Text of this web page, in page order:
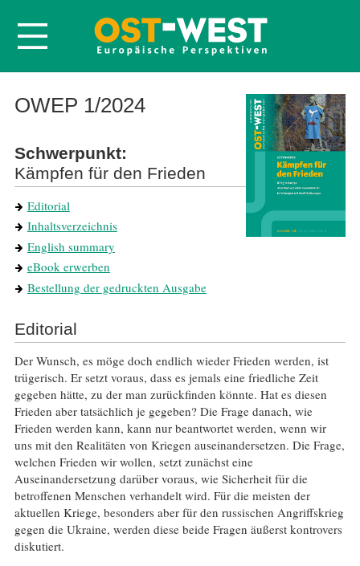
Startseite
Volltexte
Probeheft
Nachbestellen
Abonnieren
Kontakt
OWEP 1/2024
Schwerpunkt:
Kämpfen für den Frieden
Editorial
Inhaltsverzeichnis
English summary
eBook erwerben
Bestellung der gedruckten Ausgabe
Editorial
Der Wunsch, es möge doch endlich wieder Frieden werden, ist
trügerisch. Er setzt voraus, dass es jemals eine friedliche Zeit
gegeben hätte, zu der man zurückfinden könnte. Hat es diesen
Frieden aber tatsächlich je gegeben? Die Frage danach, wie
Frieden werden kann, kann nur beantwortet werden, wenn wir
uns mit den Realitäten von Kriegen auseinandersetzen. Die Frage,
welchen Frieden wir wollen, setzt zunächst eine
Auseinandersetzung darüber voraus, wie Sicherheit für die
betroffenen Menschen verhandelt wird. Für die meisten der
aktuellen Kriege, besonders aber für den russischen Angriffskrieg
gegen die Ukraine, werden diese beide Fragen äußerst kontrovers
diskutiert.